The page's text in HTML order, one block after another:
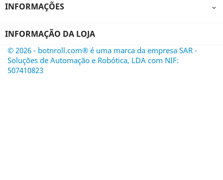
INFORMAÇÕES 
INFORMAÇÃO DA LOJA
© 2026 - botnroll.com® é uma marca da empresa SAR -
Soluções de Automação e Robótica, LDA com NIF:
507410823